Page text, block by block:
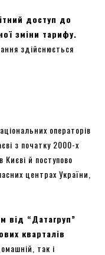
доступ до
зміни тарифу.
здійснюється
операторів
з початку 2000-х
Києві й поступово
центрах України,
від “Датагруп”
кварталів
так і